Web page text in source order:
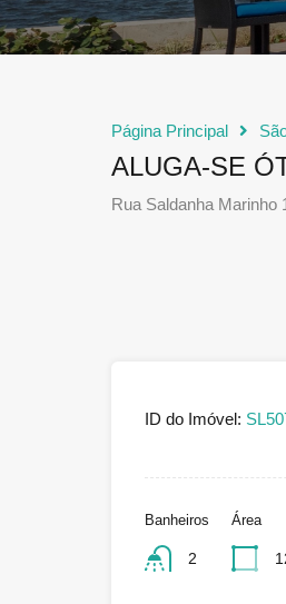
Página Principal
ALUGA-SE
Rua Saldanha Marinho
ID do Imóvel:
Banheiros
2
Área